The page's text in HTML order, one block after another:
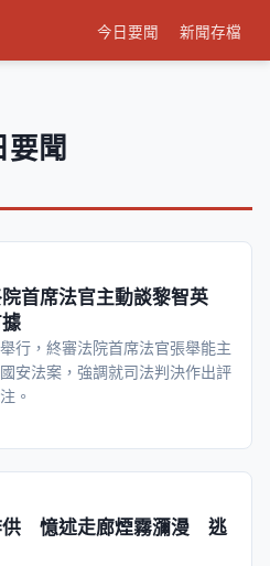
今日要聞 新聞存檔
聞
首席法官主動談黎智英
行，終審法院首席法官張舉能主
安法案，強調就司法判決作出評
。
供 憶述走廊煙霧瀰漫 逃